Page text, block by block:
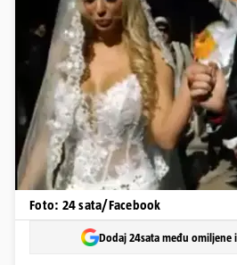
Foto: 24 sata/Facebook
Dodaj 24sata među omiljene